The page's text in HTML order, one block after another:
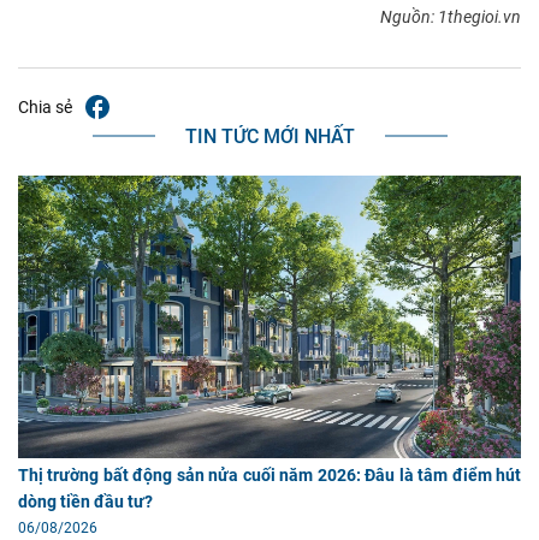
Nguồn: 1thegioi.vn
Chia sẻ
TIN TỨC MỚI NHẤT
Thị trường bất động sản nửa cuối năm 2026: Đâu là tâm điểm hút
dòng tiền đầu tư?
06/08/2026